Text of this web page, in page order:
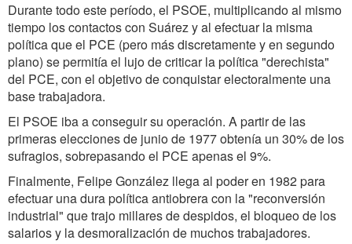
Durante todo este período, el PSOE, multiplicando al mismo
tiempo los contactos con Suárez y al efectuar la misma
política que el PCE (pero más discretamente y en segundo
plano) se permitía el lujo de criticar la política "derechista"
del PCE, con el objetivo de conquistar electoralmente una
base trabajadora.
El PSOE iba a conseguir su operación. A partir de las
primeras elecciones de junio de 1977 obtenía un 30% de los
sufragios, sobrepasando el PCE apenas el 9%.
Finalmente, Felipe González llega al poder en 1982 para
efectuar una dura política antiobrera con la "reconversión
industrial" que trajo millares de despidos, el bloqueo de los
salarios y la desmoralización de muchos trabajadores.